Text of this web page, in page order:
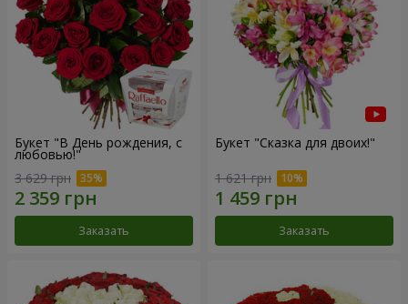
Букет "В День рождения, с
любовью!"
3 629 грн
Заказать
Букет "Сказка для двоих!"
1 621 грн
Заказать